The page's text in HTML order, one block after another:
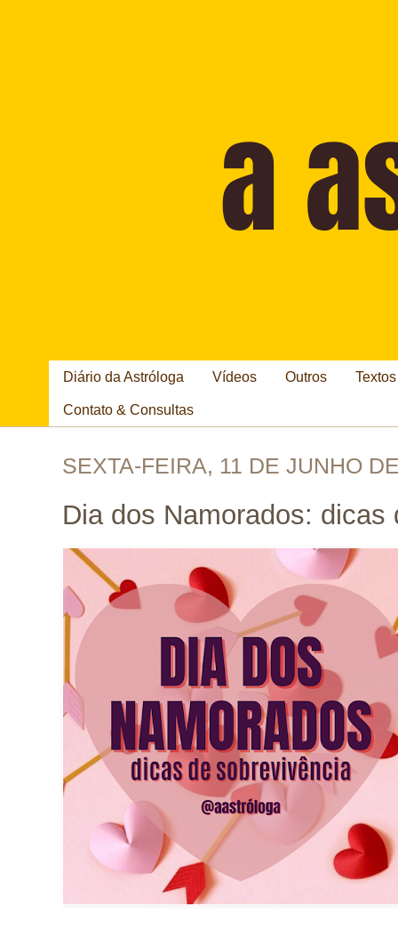
Diário da Astróloga Vídeos Outros
Contato & Consultas
SEXTA-FEIRA, 11 DE JUNHO
Dia dos Namorados: dicas